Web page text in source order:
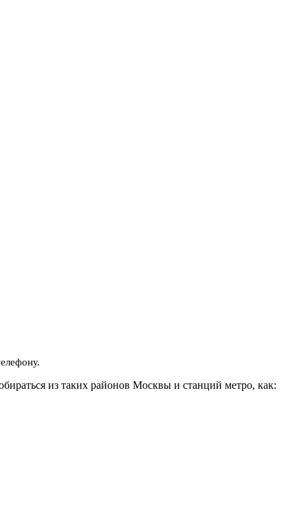
из таких районов Москвы и станций метро, как: